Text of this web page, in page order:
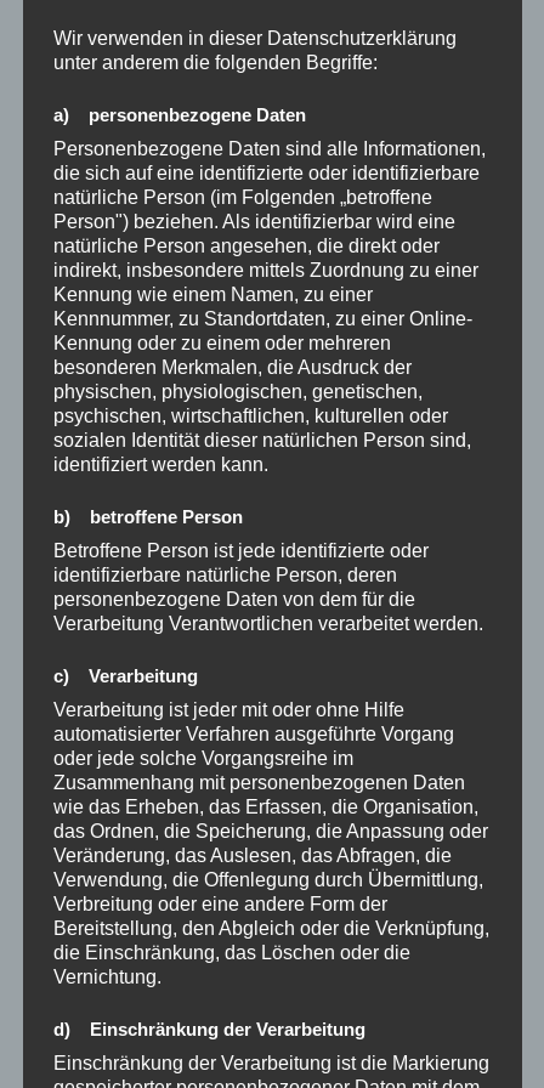
ARCHIV
Mai 2026
März 2026
Januar 2026
Dezember 2025
Oktober 2025
November 2024
August 2024
Juli 2024
Mai 2023
März 2023
August 2022
Februar 2022
Januar 2022
Oktober 2021
September 2021
3 Jahre
21Tage Regel
Wir verwenden in dieser Datenschutzerklärung
unter anderem die folgenden Begriffe:
a) personenbezogene Daten
Personenbezogene Daten sind alle Informationen,
die sich auf eine identifizierte oder identifizierbare
natürliche Person (im Folgenden „betroffene
Person") beziehen. Als identifizierbar wird eine
natürliche Person angesehen, die direkt oder
indirekt, insbesondere mittels Zuordnung zu einer
Kennung wie einem Namen, zu einer
Kennnummer, zu Standortdaten, zu einer Online-
Kennung oder zu einem oder mehreren
besonderen Merkmalen, die Ausdruck der
physischen, physiologischen, genetischen,
psychischen, wirtschaftlichen, kulturellen oder
sozialen Identität dieser natürlichen Person sind,
identifiziert werden kann.
b) betroffene Person
Betroffene Person ist jede identifizierte oder
identifizierbare natürliche Person, deren
personenbezogene Daten von dem für die
Verarbeitung Verantwortlichen verarbeitet werden.
c) Verarbeitung
Verarbeitung ist jeder mit oder ohne Hilfe
automatisierter Verfahren ausgeführte Vorgang
oder jede solche Vorgangsreihe im
Zusammenhang mit personenbezogenen Daten
wie das Erheben, das Erfassen, die Organisation,
das Ordnen, die Speicherung, die Anpassung oder
Veränderung, das Auslesen, das Abfragen, die
Verwendung, die Offenlegung durch Übermittlung,
Verbreitung oder eine andere Form der
Bereitstellung, den Abgleich oder die Verknüpfung,
die Einschränkung, das Löschen oder die
Vernichtung.
d) Einschränkung der Verarbeitung
Einschränkung der Verarbeitung ist die Markierung